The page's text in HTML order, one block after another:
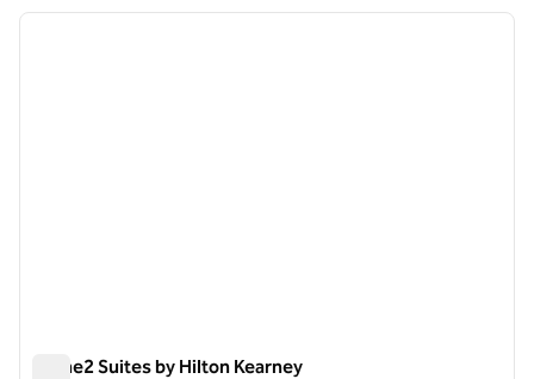
1 / 12
Home2 Suites by Hilton Kearney